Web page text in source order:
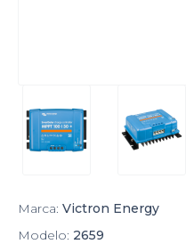
Marca: Victron Energy
Modelo: 2659